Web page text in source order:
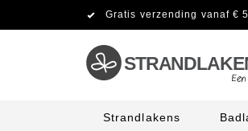
Gratis verzending vanaf €
Strandlakens